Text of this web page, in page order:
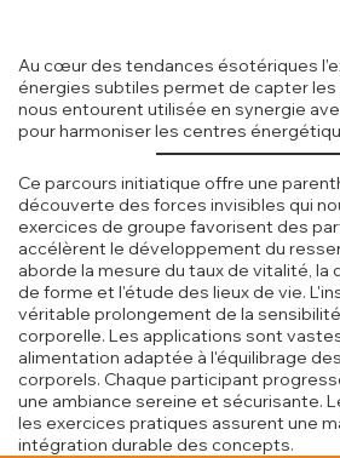
Au cœur des tendances ésotériques
énergies subtiles permet de capter les
nous entourent utilisée en synergie
pour harmoniser les centres
Ce parcours initiatique offre une
découverte des forces invisibles qui
exercices de groupe favorisent des
accélèrent le développement du
aborde la mesure du taux de vitalité,
de forme et l'étude des lieux de vie.
véritable prolongement de la
corporelle. Les applications sont
alimentation adaptée à l'équilibrage
corporels. Chaque participant
une ambiance sereine et sécurisante.
les exercices pratiques assurent une
intégration durable des concepts.